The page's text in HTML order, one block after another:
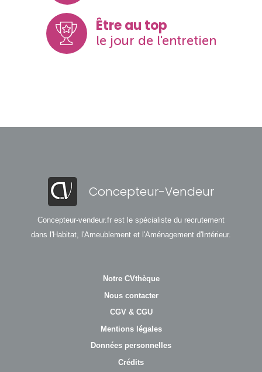
Être au top
le jour de l'entretien
Concepteur-Vendeur
Concepteur-vendeur.fr est le spécialiste du recrutement
dans l'Habitat, l'Ameublement et l'Aménagement d'Intérieur.
Notre CVthèque
Nous contacter
CGV & CGU
Mentions légales
Données personnelles
Crédits